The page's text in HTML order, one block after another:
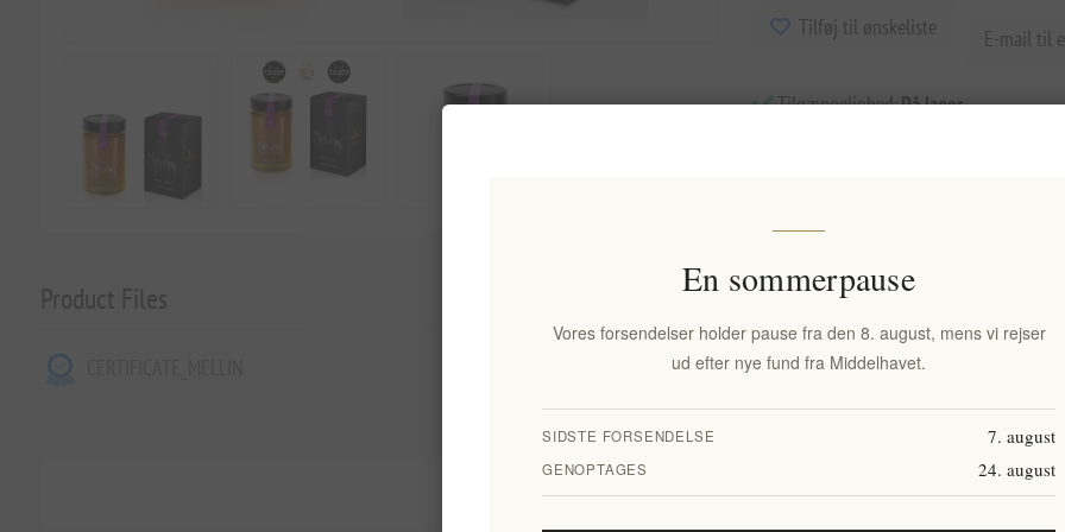
Tilføj til ønskeliste E-mail til
Tilgængelighed:På lager
Product Files
Overview Specifications Reviews Contact Us
En sommerpause
Vores forsendelser holder pause fra den 8. august, mens vi rejser
ud efter nye fund fra Middelhavet.
SIDSTE FORSENDELSE 7. august
GENOPTAGES 24. august